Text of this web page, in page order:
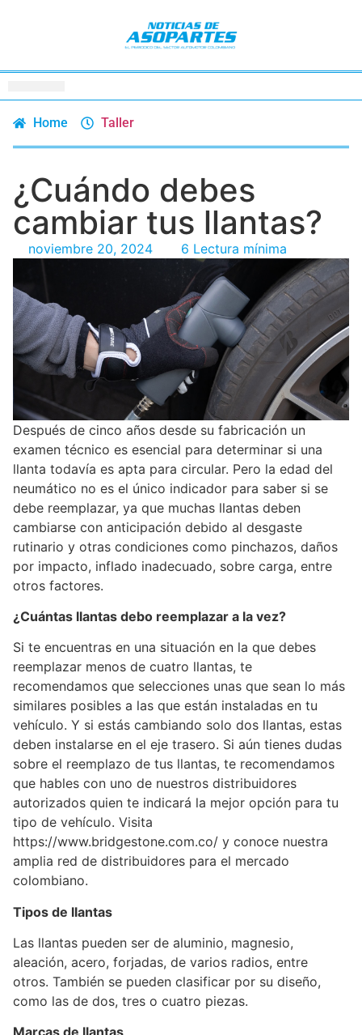
Home Taller
¿Cuándo debes
cambiar tus llantas?
noviembre 20, 2024 6 Lectura mínima
Después de cinco años desde su fabricación un
examen técnico es esencial para determinar si una
llanta todavía es apta para circular. Pero la edad del
neumático no es el único indicador para saber si se
debe reemplazar, ya que muchas llantas deben
cambiarse con anticipación debido al desgaste
rutinario y otras condiciones como pinchazos, daños
por impacto, inflado inadecuado, sobre carga, entre
otros factores.
¿Cuántas llantas debo reemplazar a la vez?
Si te encuentras en una situación en la que debes
reemplazar menos de cuatro llantas, te
recomendamos que selecciones unas que sean lo más
similares posibles a las que están instaladas en tu
vehículo. Y si estás cambiando solo dos llantas, estas
deben instalarse en el eje trasero. Si aún tienes dudas
sobre el reemplazo de tus llantas, te recomendamos
que hables con uno de nuestros distribuidores
autorizados quien te indicará la mejor opción para tu
tipo de vehículo. Visita
https://www.bridgestone.com.co/ y conoce nuestra
amplia red de distribuidores para el mercado
colombiano.
Tipos de llantas
Las llantas pueden ser de aluminio, magnesio,
aleación, acero, forjadas, de varios radios, entre
otros. También se pueden clasificar por su diseño,
como las de dos, tres o cuatro piezas.